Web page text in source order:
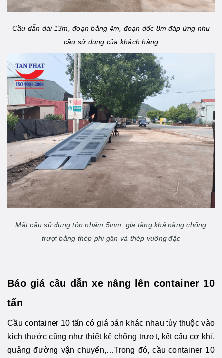
Cầu dẫn dài 13m, đoạn bằng 4m, đoạn dốc 8m đáp ứng nhu
cầu sử dụng của khách hàng
Mặt cầu sử dụng tôn nhám 5mm, gia tăng khả năng chống
trượt bằng thép phi gân và thép vuông đặc
Báo giá cầu dẫn xe nâng lên container 10
tấn
Cầu container 10 tấn có giá bán khác nhau tùy thuộc vào
kích thước cũng như thiết kế chống trượt, kết cấu cơ khí,
quảng đường vận chuyển,…Trong đó, cầu container 10